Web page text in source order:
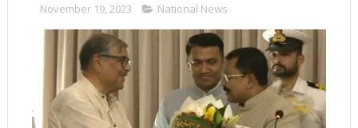
November 19, 2023 National News